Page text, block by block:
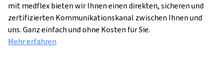
mit medflex bieten wir Ihnen einen direkten, sicheren und
zertifizierten Kommunikationskanal zwischen Ihnen und
uns. Ganz einfach und ohne Kosten für Sie.
Mehr erfahren